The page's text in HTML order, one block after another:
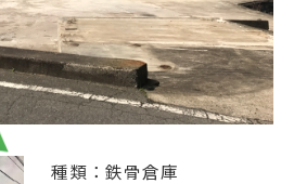
種類：鉄骨倉庫